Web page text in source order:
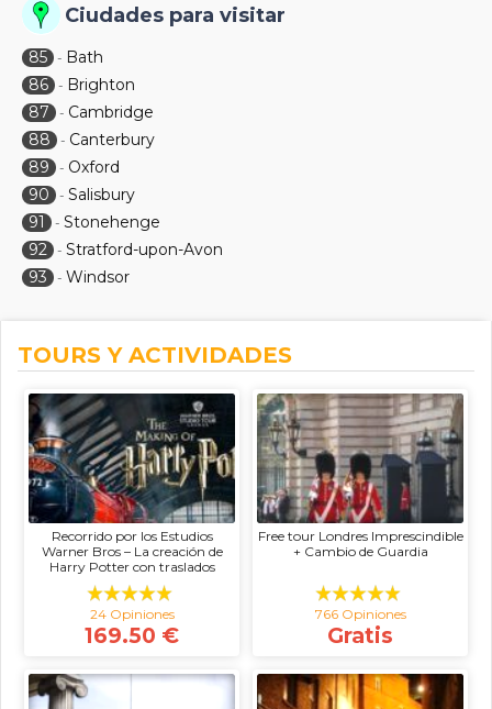
Ciudades para visitar
85 - Bath
86 - Brighton
87
- Cambridge
88
- Canterbury
89
- Oxford
90
- Salisbury
91
- Stonehenge
92 - Stratford-upon-Avon
93
- Windsor
TOURS Y ACTIVIDADES
Recorrido por los Estudios
Warner Bros – La creación de
Harry Potter con traslados
24 Opiniones
169.50 €
Free tour Londres Imprescindible
+ Cambio de Guardia
766 Opiniones
Gratis